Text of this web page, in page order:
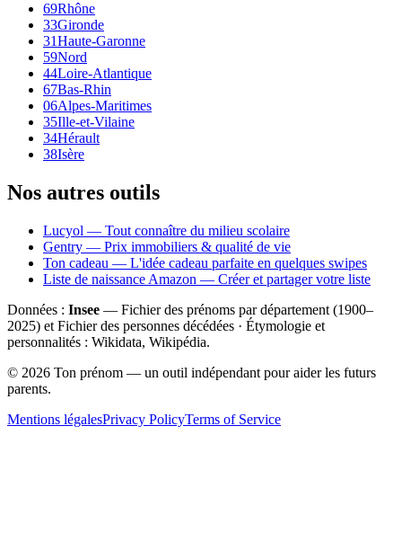
69Rhône
33Gironde
31Haute-Garonne
59Nord
44Loire-Atlantique
67Bas-Rhin
06Alpes-Maritimes
35Ille-et-Vilaine
34Hérault
38Isère
Nos autres outils
Lucyol — Tout connaître du milieu scolaire
Gentry — Prix immobiliers & qualité de vie
Ton cadeau — L'idée cadeau parfaite en quelques swipes
Liste de naissance Amazon — Créer et partager votre liste
Données : Insee — Fichier des prénoms par département (1900–
2025) et Fichier des personnes décédées · Étymologie et
personnalités : Wikidata, Wikipédia.
© 2026 Ton prénom — un outil indépendant pour aider les futurs
parents.
Mentions légalesPrivacy PolicyTerms of Service